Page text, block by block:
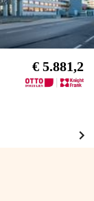
€ 5.881,2